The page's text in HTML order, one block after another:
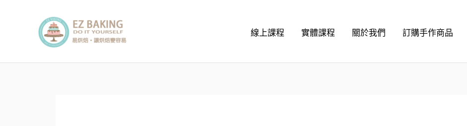
內
線上課程 實體課程 關於我們 訂購手作商品